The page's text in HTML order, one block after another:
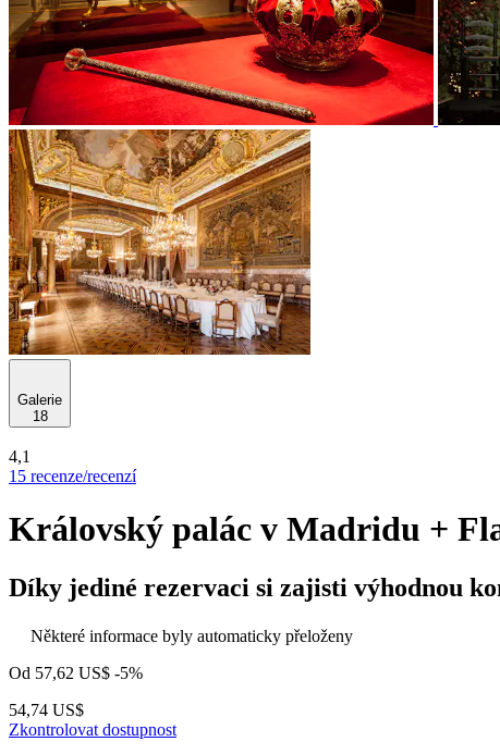
Galerie
18
4,1
15 recenze/recenzí
Královský palác v Madridu +
Díky jediné rezervaci si zajisti výhodnou
Některé informace byly automaticky přeloženy
Od 57,62 US$ -5%
54,74 US$
Zkontrolovat dostupnost